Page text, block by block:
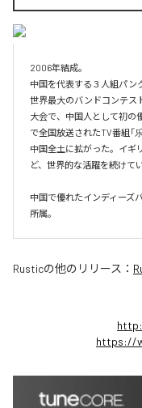
2006年結成。
中国を代表する３人組パン
世界最大のバンドコンテス
大会で、中国人として初の
で全国放送されたTV番組「
中国全土に拡がった。イギ
ど、世界的な活躍を続けてい
中国で優れたインディーズ
所属。
Rusticの他のリリース：
https://